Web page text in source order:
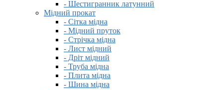
- Шестигранник латунний
Мідний прокат
- Сітка мідна
- Мідний пруток
- Стрічка мідна
- Лист мідний
- Дріт мідний
- Труба мідна
- Плита мідна
- Шина мідна